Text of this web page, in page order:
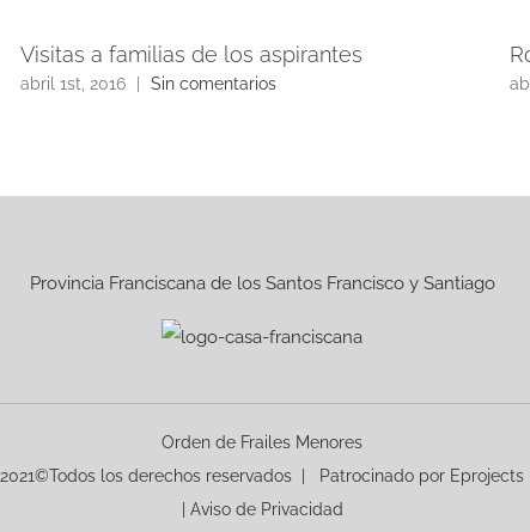
Visitas a familias de los aspirantes
abril 1st, 2016 Sin comentarios
Provincia Franciscana de los Santos Francisco y Santiago
Orden de Frailes Menores
2021©Todos los derechos reservados | Patrocinado por Eprojects
Aviso de Privacidad